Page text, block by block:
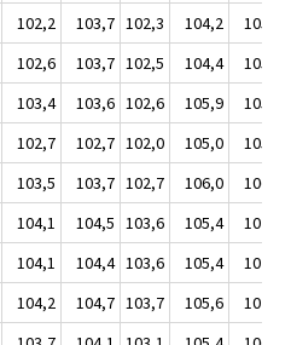
102,2 103,7 102,3 104,2
105,3
102,6 103,7 102,5 104,4
105,8
103,4 103,6 102,6 105,9
105,9
102,7 102,7 102,0 105,0
105,0
103,5 103,7 102,7 106,0
106,1
104,1 104,5 103,6 105,4
107,3
104,1 104,4 103,6 105,4
107,3
104,2 104,7 103,7 105,6
107,5